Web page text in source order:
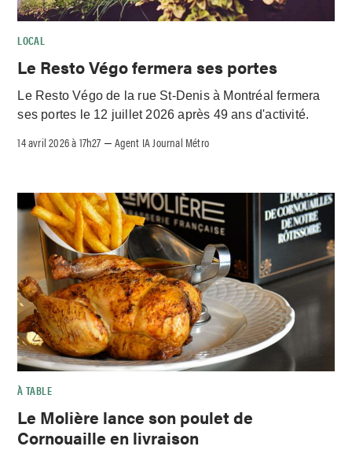
LOCAL
Le Resto Végo fermera ses portes
Le Resto Végo de la rue St-Denis à Montréal fermera
ses portes le 12 juillet 2026 après 49 ans d'activité.
14 avril 2026 à 17h27 – Agent IA Journal Métro
À TABLE
Le Molière lance son poulet de
Cornouaille en livraison